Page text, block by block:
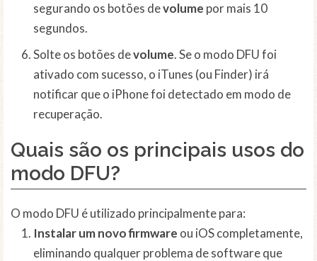
segurando os botões devolume por mais 10
segundos.
Solte os botões devolume. Se o modo DFU foi
ativado com sucesso, o iTunes (ou Finder) irá
notificar que o iPhone foi detectado em modo de
recuperação.
Quais são os principais usos do
modo DFU?
O modo DFU é utilizado principalmente para:
Instalar um novo firmware ou iOS completamente,
eliminando qualquer problema de software que